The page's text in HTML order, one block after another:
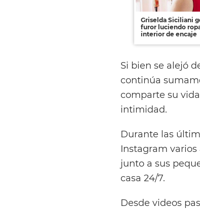
Griselda Siciliani
furor luciendo
interior de encaje
Si bien se alejó
continúa
comparte su
intimidad.
Durante las
Instagram
junto a sus
casa 24/7.
Desde videos